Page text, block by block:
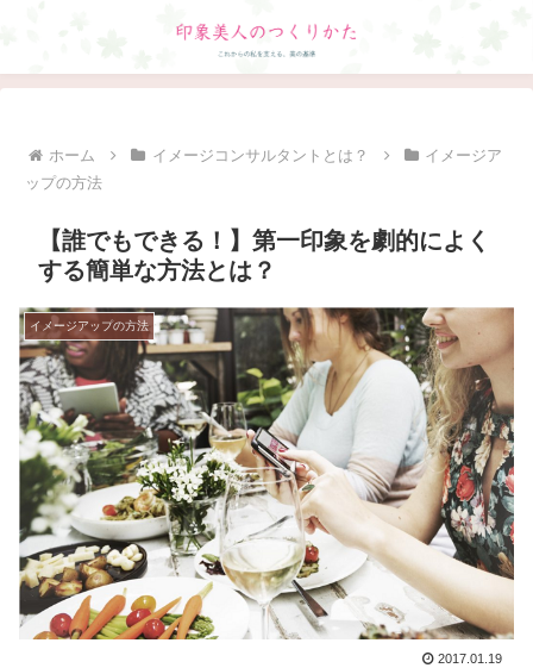
ホーム イメージコンサルタントとは？
イメージア
ップの方法
【誰でもできる！】第一印象を劇的によく
する簡単な方法とは？
イメージアップの方法
2017.01.19